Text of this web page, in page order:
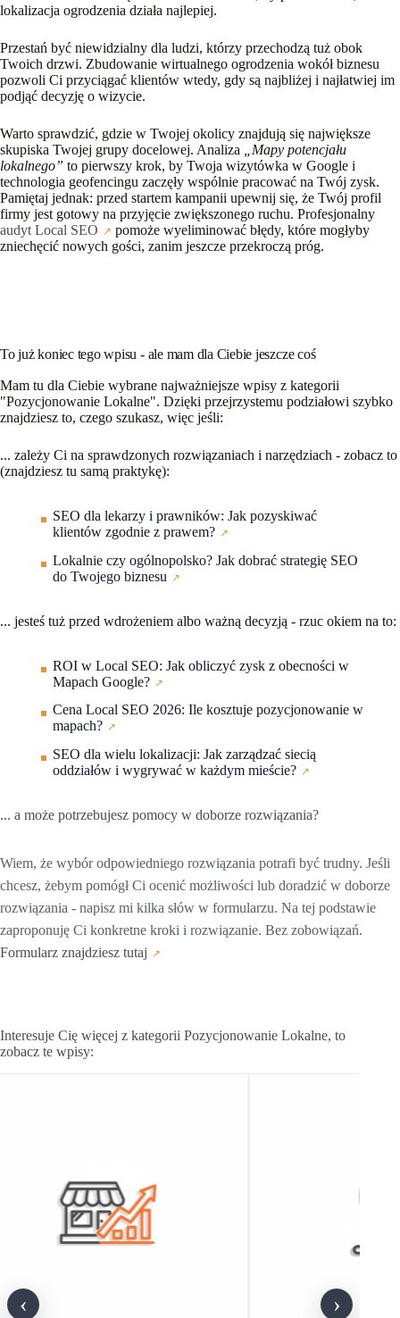
lokalizacja ogrodzenia działa najlepiej.
Przestań być niewidzialny dla ludzi, którzy przechodzą tuż obok
Twoich drzwi. Zbudowanie wirtualnego ogrodzenia wokół biznesu
pozwoli Ci przyciągać klientów wtedy, gdy są najbliżej i najłatwiej im
podjąć decyzję o wizycie.
Warto sprawdzić, gdzie w Twojej okolicy znajdują się największe
skupiska Twojej grupy docelowej. Analiza
„Mapy potencjału
lokalnego” to pierwszy krok, by Twoja wizytówka w Google i
technologia geofencingu zaczęły wspólnie pracować na Twój zysk.
Pamiętaj jednak: przed startem kampanii upewnij się, że Twój profil
firmy jest gotowy na przyjęcie zwiększonego ruchu. Profesjonalny
audyt Local SEO
pomoże wyeliminować błędy, które mogłyby
zniechęcić nowych gości, zanim jeszcze przekroczą próg.
To już koniec tego wpisu - ale mam dla Ciebie jeszcze coś
Mam tu dla Ciebie wybrane najważniejsze wpisy z kategorii
"Pozycjonowanie Lokalne". Dzięki przejrzystemu podziałowi szybko
znajdziesz to, czego szukasz, więc jeśli:
... zależy Ci na sprawdzonych rozwiązaniach i narzędziach - zobacz to
(znajdziesz tu samą praktykę):
SEO dla lekarzy i prawników: Jak pozyskiwać
klientów zgodnie z prawem?
Lokalnie czy ogólnopolsko? Jak dobrać strategię SEO
do Twojego biznesu
... jesteś tuż przed wdrożeniem albo ważną decyzją - rzuc okiem na to:
ROI w Local SEO: Jak obliczyć zysk z obecności w
Mapach Google?
Cena Local SEO 2026: Ile kosztuje pozycjonowanie w
mapach?
SEO dla wielu lokalizacji: Jak zarządzać siecią
oddziałów i wygrywać w każdym mieście?
... a może potrzebujesz pomocy w doborze rozwiązania?
Wiem, że wybór odpowiedniego rozwiązania potrafi być trudny. Jeśli
chcesz, żebym pomógł Ci ocenić możliwości lub doradzić w doborze
rozwiązania - napisz mi kilka słów w formularzu. Na tej podstawie
zaproponuję Ci konkretne kroki i rozwiązanie. Bez zobowiązań.
Formularz znajdziesz tutaj
Interesuje Cię więcej z kategorii Pozycjonowanie Lokalne, to
zobacz te wpisy:
‹ ›